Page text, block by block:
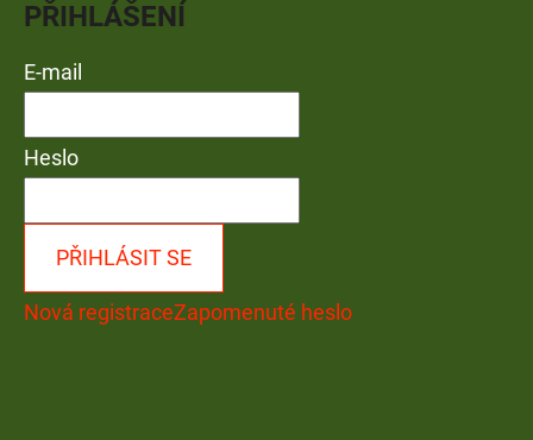
PŘIHLÁŠENÍ
E-mail
Heslo
PŘIHLÁSIT SE
Nová registraceZapomenuté heslo